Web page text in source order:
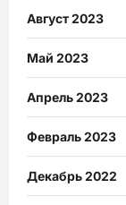
Август 2023
Май 2023
Апрель 2023
Февраль 2023
Декабрь 2022